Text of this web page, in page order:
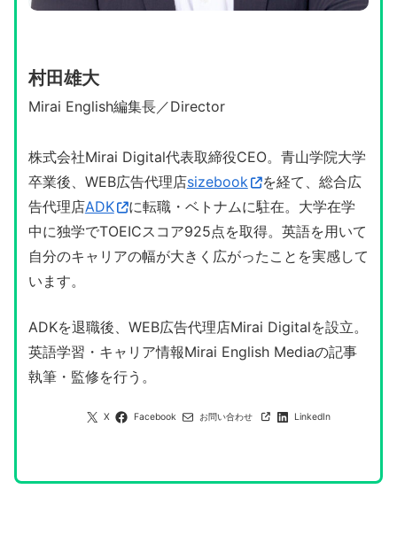
村田雄大
Mirai English編集長／Director
株式会社Mirai Digital代表取締役CEO。青山学院大学
卒業後、WEB広告代理店sizebook
を経て、総合広
告代理店ADK
に転職・ベトナムに駐在。大学在学
中に独学でTOEICスコア925点を取得。英語を用いて
自分のキャリアの幅が大きく広がったことを実感して
います。
ADKを退職後、WEB広告代理店Mirai Digitalを設立。
英語学習・キャリア情報Mirai English Mediaの記事
執筆・監修を行う。
X Facebook お問い合わせ LinkedIn